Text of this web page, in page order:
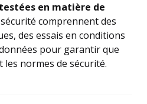
en matière de
comprennent des
des essais en conditions
pour garantir que
les normes de sécurité.